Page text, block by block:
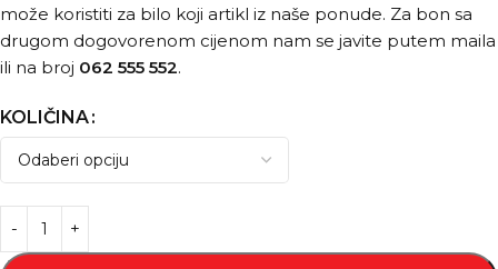
može koristiti za bilo koji artikl iz naše ponude. Za bon sa
drugom dogovorenom cijenom nam se javite putem maila
ili na broj 062 555 552.
KOLIČINA